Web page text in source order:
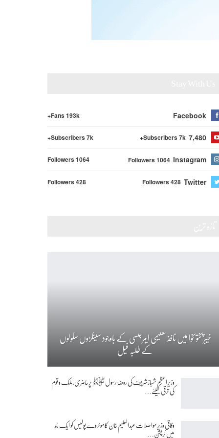
Facebook
Fans 193k+
7,480
Subscribers 7k+
Subscribers 7k+
Instagram
Followers 1064
Followers 1064
Twitter
Followers 428
Followers 428
خیبرپختونخوا میں نافذ تعلیمی ایمرجنسی کے باوجود سینکڑوں سکولوں
کے طلبہ فیل
وزیراعظم شہبازشریف کی روضۂ رسول ﷺ پرحاضری،ملک و قوم
کی ترقی کیلئے…
وفاقی وزیر مواصلات عبدالعلیم خان کا موٹروے پولیس کو ایک ماہ
میں کرپشن…